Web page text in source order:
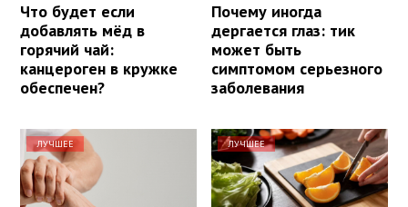
Что будет если
добавлять мёд в
горячий чай:
канцероген в кружке
обеспечен?
Почему иногда
дергается глаз: тик
может быть
симптомом серьезного
заболевания
ЛУЧШЕЕ ЛУЧШЕЕ